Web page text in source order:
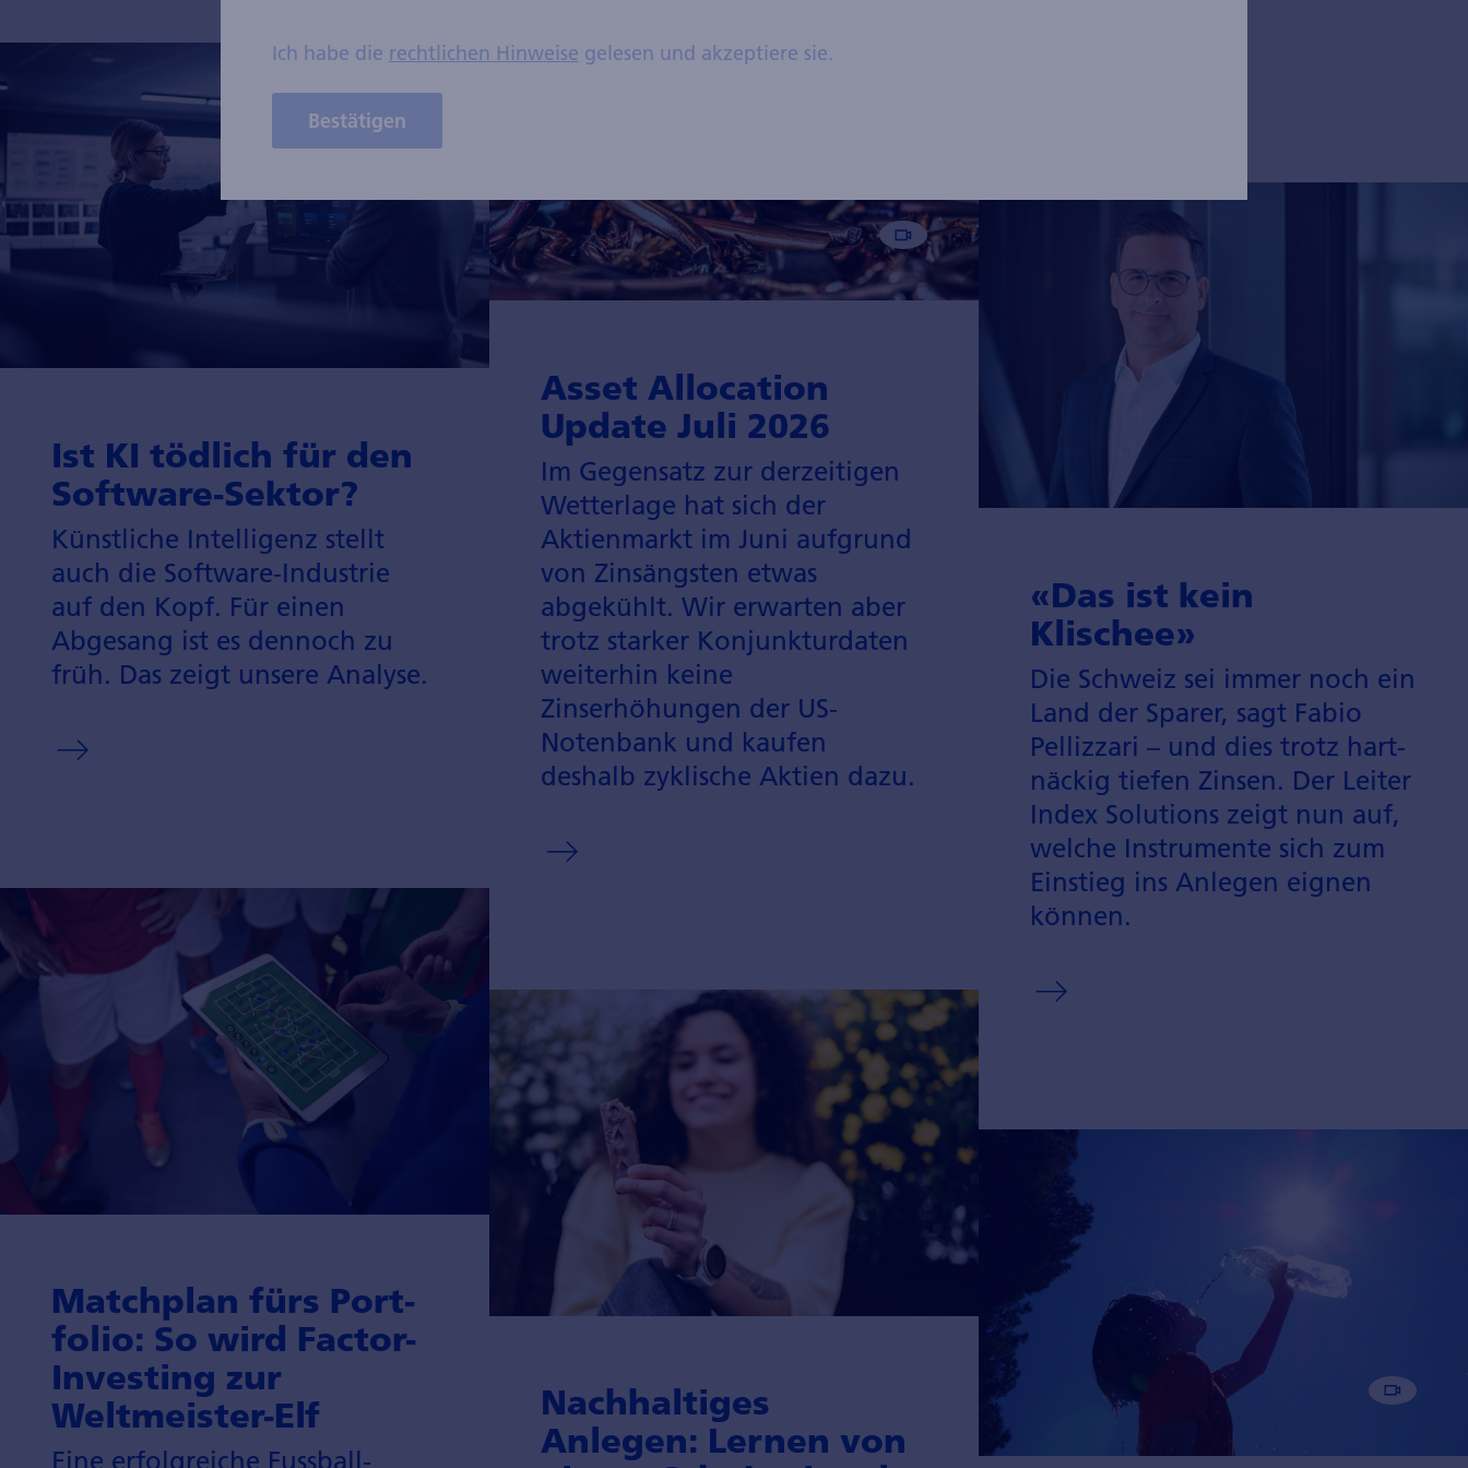
Ist KI tödlich für den
Software-Sektor?
Künstliche Intelligenz stellt
auch die Software-Industrie
auf den Kopf. Für einen
Abgesang ist es dennoch zu
früh. Das zeigt unsere Analyse.
Match­plan fürs Port­
folio: So wird Factor-
Investing zur
Weltmeister-Elf
Eine erfolg­reiche Fuss­ball­
Asset Allocation
Update Juli 2026
Im Gegensatz zur derzeitigen
Wetterlage hat sich der
Aktienmarkt im Juni aufgrund
von Zinsängsten etwas
abgekühlt. Wir erwarten aber
trotz starker Konjunkturdaten
weiterhin keine
Zinserhöhungen der US-
Notenbank und kaufen
deshalb zyklische Aktien dazu.
Nachhaltiges
Anlegen: Lernen von
«Das ist kein
Klischee»
Die Schweiz sei immer noch ein
Land der Sparer, sagt Fabio
Pellizzari – und dies trotz hart­
näckig tiefen Zinsen. Der Leiter
Index Solutions zeigt nun auf,
welche Instru­mente sich zum
Eins­tieg ins An­legen eignen
können.
Ich habe die rechtlichen Hinweise gelesen und akzeptiere sie.
Bestätigen